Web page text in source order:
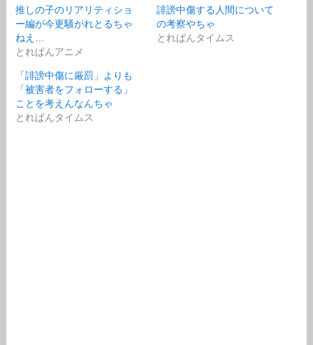
推しの子のリアリティショ
ー編が今更騒がれとるちゃ
ねえ…
とれぱんアニメ
誹謗中傷する人間について
の考察やちゃ
とれぱんタイムス
「誹謗中傷に厳罰」よりも
「被害者をフォローする」
ことを考えんなんちゃ
とれぱんタイムス